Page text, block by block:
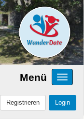
Menü
Login
Registrieren